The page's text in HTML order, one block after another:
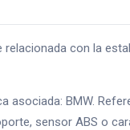
relacionada con la
BMW.
sensor ABS o